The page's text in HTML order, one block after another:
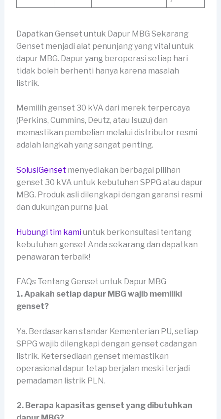
Dapatkan Genset untuk Dapur MBG Sekarang
Genset menjadi alat penunjang yang vital untuk
dapur MBG. Dapur yang beroperasi setiap hari
tidak boleh berhenti hanya karena masalah
listrik.
Memilih genset 30 kVA dari merek terpercaya
(Perkins, Cummins, Deutz, atau Isuzu) dan
memastikan pembelian melalui distributor resmi
adalah langkah yang sangat penting.
SolusiGenset menyediakan berbagai pilihan
genset 30 kVA untuk kebutuhan SPPG atau dapur
MBG. Produk asli dilengkapi dengan garansi resmi
dan dukungan purna jual.
Hubungi tim kamiuntuk berkonsultasi tentang
kebutuhan genset Anda sekarang dan dapatkan
penawaran terbaik!
FAQs Tentang Genset untuk Dapur MBG
1. Apakah setiap dapur MBG wajib memiliki
genset?
Ya. Berdasarkan standar Kementerian PU, setiap
SPPG wajib dilengkapi dengan genset cadangan
listrik. Ketersediaan genset memastikan
operasional dapur tetap berjalan meski terjadi
pemadaman listrik PLN.
2. Berapa kapasitas genset yang dibutuhkan